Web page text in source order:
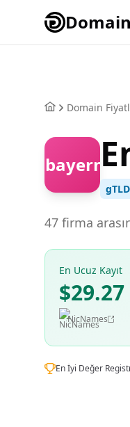
Domain
.bayern
gTLD
47 firma
En Ucuz Kayıt
$29.27
NicNames
En İyi Değer